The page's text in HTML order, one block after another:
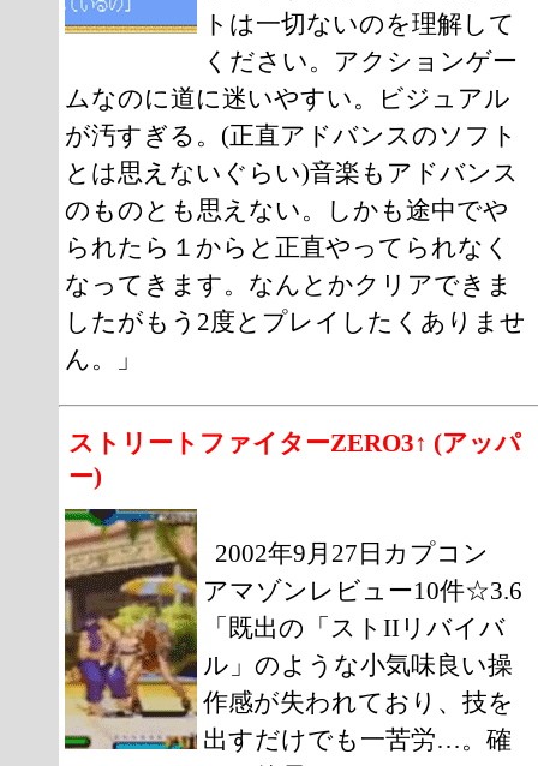
トは一切ないのを理解して
ください。アクションゲー
ムなのに道に迷いやすい。ビジュアル
が汚すぎる。(正直アドバンスのソフト
とは思えないぐらい)音楽もアドバンス
のものとも思えない。しかも途中でや
られたら１からと正直やってられなく
なってきます。なんとかクリアできま
したがもう2度とプレイしたくありませ
ん。」
ストリートファイターZERO3↑ (アッパ
ー)
2002年9月27日カプコン
アマゾンレビュー10件☆3.6
「既出の「ストIIリバイバ
ル」のような小気味良い操
作感が失われており、技を
出すだけでも一苦労…。確